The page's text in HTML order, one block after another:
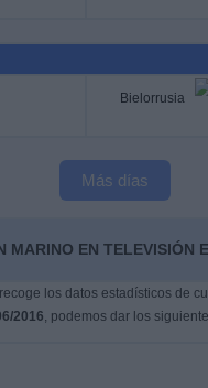
Bielorrusia
Más días
MARINO EN TELEVISIÓN
los datos estadísticos de
2016, podemos dar los